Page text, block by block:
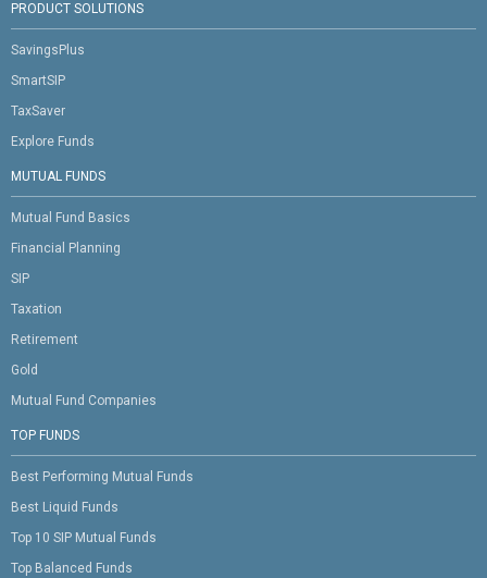
PRODUCT SOLUTIONS
SavingsPlus
SmartSIP
TaxSaver
Explore Funds
MUTUAL FUNDS
Mutual Fund Basics
Financial Planning
SIP
Taxation
Retirement
Gold
Mutual Fund Companies
TOP FUNDS
Best Performing Mutual Funds
Best Liquid Funds
Top 10 SIP Mutual Funds
Top Balanced Funds